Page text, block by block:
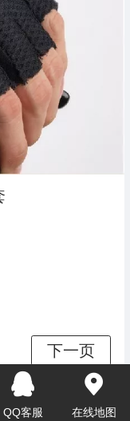
QQ客服 在线地图